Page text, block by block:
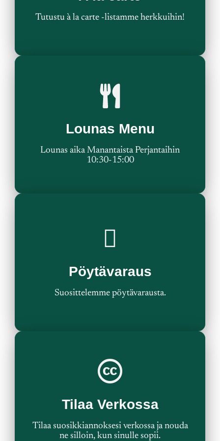
Tutustu à la carte -listamme herkkuihin!
Lounas Menu
Lounas aika Manantaista Perjantaihin
10:30-15:00
Lounas Buffee
Pöytävaraus
Suosittelemme pöytävarausta.
Tee pöytävaraus
Tilaa Verkossa
Tilaa suosikkiannoksesi verkossa ja nouda
ne silloin, kun sinulle sopii.
Tilaa & Nouda